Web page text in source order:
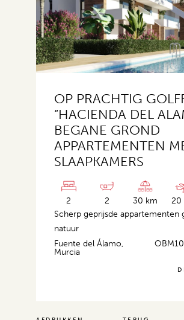
OP PRACHTIG
“HACIENDA DEL
BEGANE GROND
APPARTEMENTEN
SLAAPKAMERS
2 2 30 km 20
Scherp geprijsde appartementen
natuur
Fuente del Álamo,
Murcia